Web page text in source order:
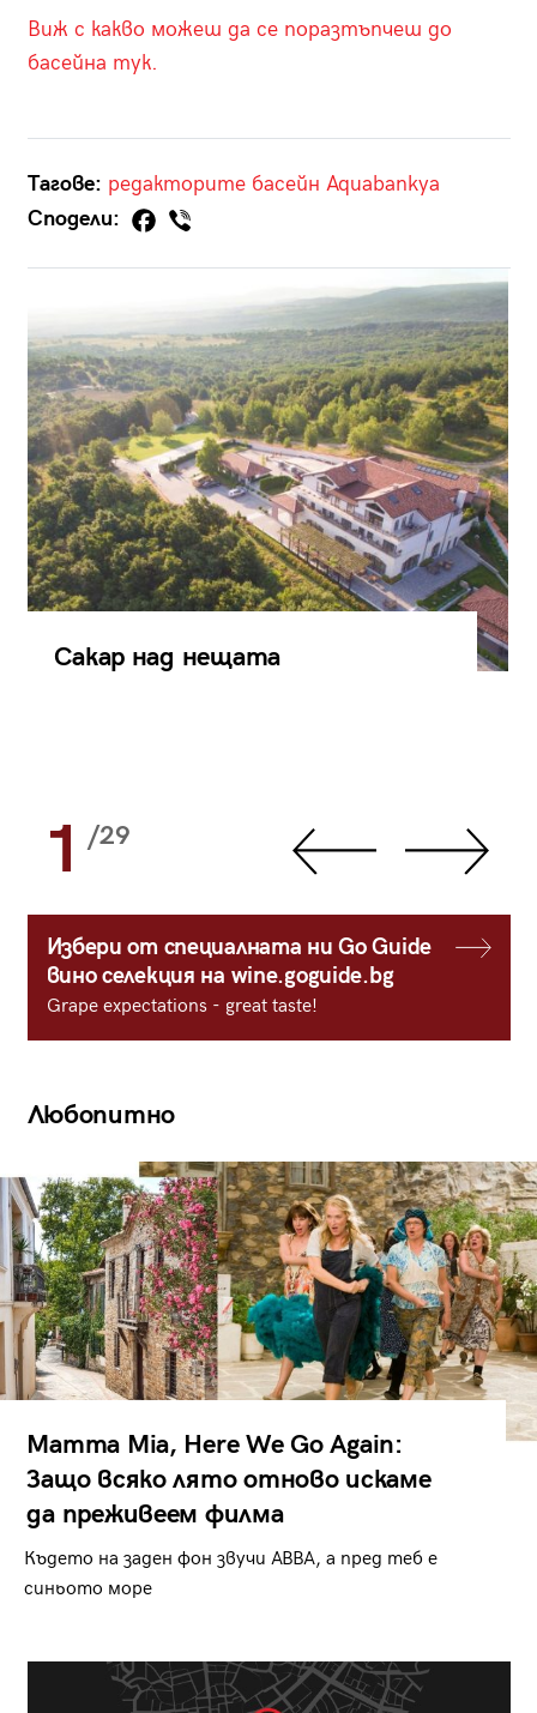
Виж с какво можеш да се поразтъпчеш до
басейна тук.
Тагове: редакторите басейн Aquabankya
Сподели:
Сакар над нещата
1 /29
Избери от специалната ни Go Guide
вино селекция на wine.goguide.bg
Grape expectations - great taste!
Любопитно
Mamma Mia, Here We Go Again:
Защо всяко лято отново искаме
да преживеем филма
Където на заден фон звучи ABBA, а пред теб е
синьото море